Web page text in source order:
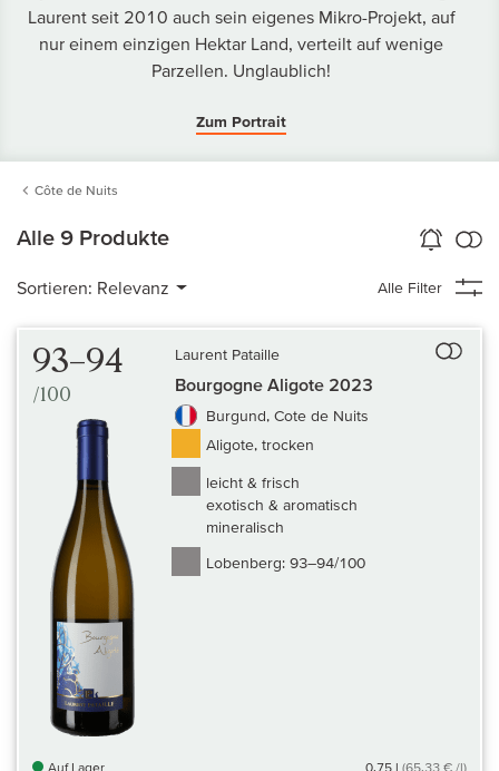
Laurent seit 2010 auch sein eigenes Mikro-Projekt, auf
nur einem einzigen Hektar Land, verteilt auf wenige
Parzellen. Unglaublich!
Zum Portrait
Côte de Nuits
Alle 9 Produkte Wein-Alarm
aktivieren
Sortieren: Relevanz Alle Filter
93–94
/100
Laurent Pataille
Auf
Bourgogne Aligote 2023
Burgund, Cote de Nuits
Aligote, trocken
leicht & frisch
exotisch & aromatisch
mineralisch
Lobenberg: 93–94/100
Auf Lager 0,75 l (65,33 € /l)